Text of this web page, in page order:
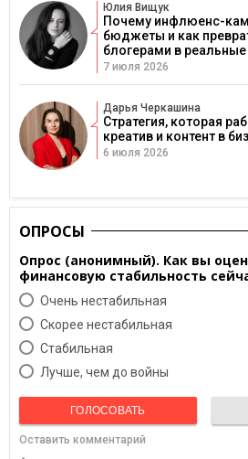
Юлия Вищук
Почему инфлюенс-
бюджеты и как
блогерами в
7 июля 2026
Дарья Черкашина
Стратегия, которая
креатив и контент в
6 июля 2026
ОПРОСЫ
Опрос (анонимный). Как вы
финансовую стабильность
Очень нестабильная
Скорее нестабильная
Cтабильная
Лучше, чем до войны
ГОЛОСОВАТЬ
Оставить комментарий